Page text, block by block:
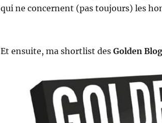
qui ne concernent (pas toujours) les
Et ensuite, ma shortlist des Golden